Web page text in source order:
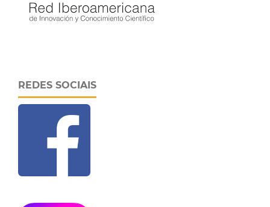
REDES SOCIAIS